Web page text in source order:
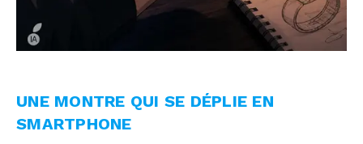
UNE MONTRE QUI SE DÉPLIE EN
SMARTPHONE